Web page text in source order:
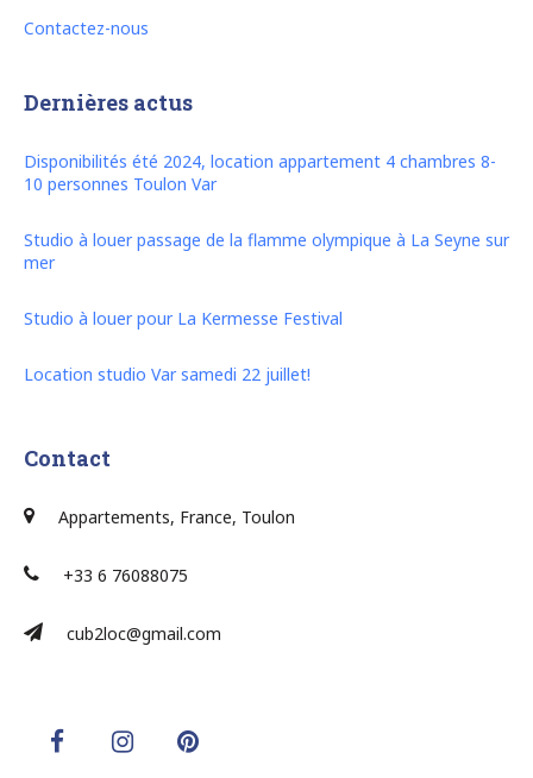
Contactez-nous
Dernières actus
Disponibilités été 2024, location appartement 4 chambres 8-
10 personnes Toulon Var
Studio à louer passage de la flamme olympique à La Seyne sur
mer
Studio à louer pour La Kermesse Festival
Location studio Var samedi 22 juillet!
Contact
Appartements, France, Toulon
+33 6 76088075
cub2loc@gmail.com